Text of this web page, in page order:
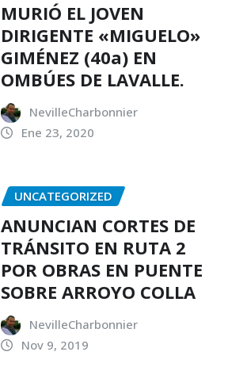
MURIÓ EL JOVEN
DIRIGENTE «MIGUELO»
GIMÉNEZ (40a) EN
OMBÚES DE LAVALLE.
NevilleCharbonnier
Ene 23, 2020
UNCATEGORIZED
ANUNCIAN CORTES DE
TRÁNSITO EN RUTA 2
POR OBRAS EN PUENTE
SOBRE ARROYO COLLA
NevilleCharbonnier
Nov 9, 2019